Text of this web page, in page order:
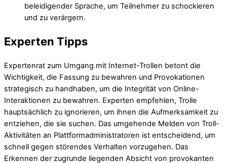
beleidigender Sprache, um Teilnehmer zu schockieren
und zu verärgern.
Experten Tipps
Expertenrat zum Umgang mit Internet-Trollen betont die
Wichtigkeit, die Fassung zu bewahren und Provokationen
strategisch zu handhaben, um die Integrität von Online-
Interaktionen zu bewahren. Experten empfehlen, Trolle
hauptsächlich zu ignorieren, um ihnen die Aufmerksamkeit zu
entziehen, die sie suchen. Das umgehende Melden von Troll-
Aktivitäten an Plattformadministratoren ist entscheidend, um
schnell gegen störendes Verhalten vorzugehen. Das
Erkennen der zugrunde liegenden Absicht von provokanten